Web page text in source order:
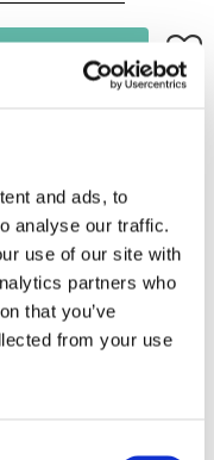
and ads, to
analyse our traffic.
use of our site with
partners who
that you’ve
from your use
Lägg
HSMV-23
Godstjocklek 2 mm. Kedja